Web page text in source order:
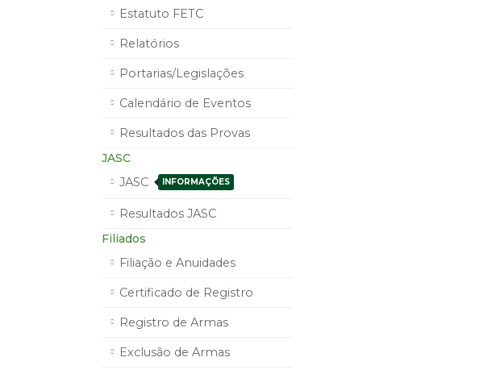
Estatuto FETC
Relatórios
Portarias/Legislações
Calendário de Eventos
Resultados das Provas
JASC
JASC
INFORMAÇÕES
Resultados JASC
Filiados
Filiação e Anuidades
Certificado de Registro
Registro de Armas
Exclusão de Armas